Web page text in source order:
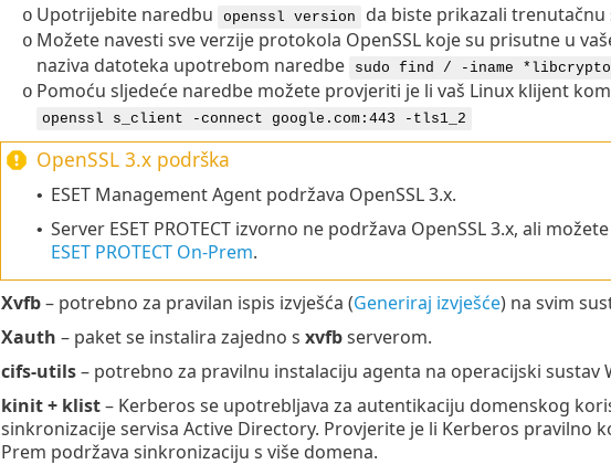
o Upotrijebite naredbu openssl version da biste prikazali
o Možete navesti sve verzije protokola OpenSSLkoje su prisutne u
naziva datoteka upotrebom naredbe
sudo find / -iname
o Pomoću sljedeće naredbe možete provjeriti je li vaš Linux klijent
openssl s_client -connect google.com:443 -tls1_2
OpenSSL 3.xpodrška
• ESET Management Agent podržava OpenSSL 3.x.
• Server ESET PROTECT izvorno ne podržava OpenSSL 3.x, ali možete
ESET PROTECT On-Prem.
Xvfb– potrebno za pravilan ispis izvješća (Generiraj izvješće) na svim
Xauth – paket se instalira zajedno s xvfbserverom.
cifs-utils– potrebno za pravilnu instalaciju agenta na operacijski sustav
kinit + klist– Kerberos se upotrebljava za autentikaciju domenskog
sinkronizacije servisa Active Directory. Provjerite je li Kerberos pravilno
Prem podržava sinkronizaciju s više domena.